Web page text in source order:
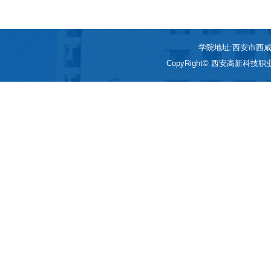
学院地址:西安市西
CopyRight© 西安高新科技职